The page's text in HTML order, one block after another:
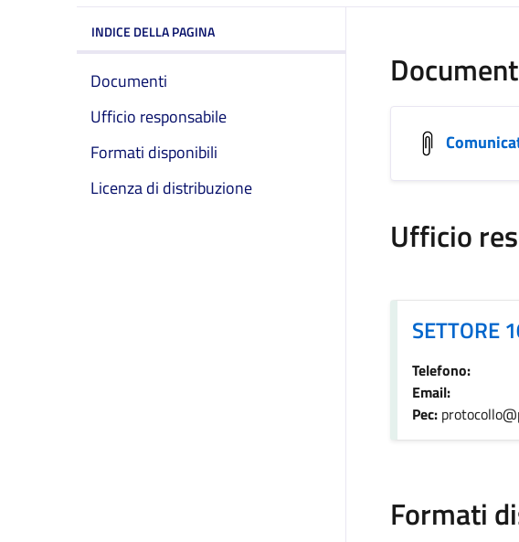
INDICE DELLA PAGINA
Documenti
Ufficio responsabile
Formati disponibili
Licenza di distribuzione
Ufficio
SETTORE
Telefono:
Email:
Pec:
Formati